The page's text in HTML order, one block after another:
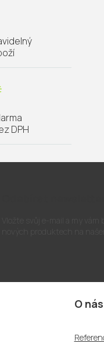
DPH
O nás